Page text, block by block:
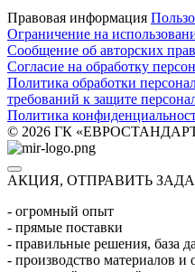
Правовая информация
Ограничение на
Сообщение об авторских
Согласие на обработку
Политика обработки
требований к защите
Политика
© 2026 ГК
АКЦИЯ, ОТПРАВИТЬ
- огромный опыт
- прямые поставки
- правильные решения, база
- производство материалов и